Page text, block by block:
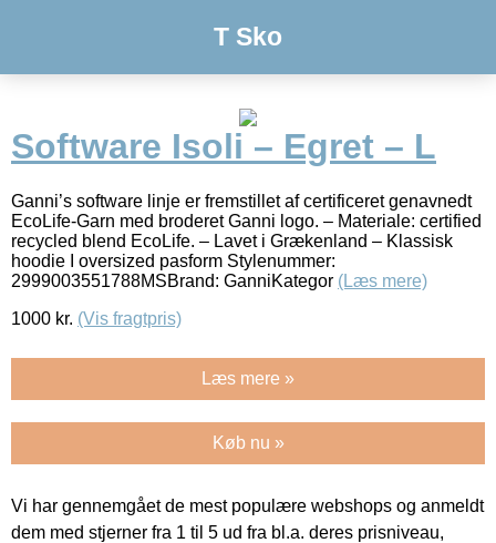
T Sko
Software Isoli – Egret – L
Ganni’s software linje er fremstillet af certificeret genavnedt
EcoLife-Garn med broderet Ganni logo. – Materiale: certified
recycled blend EcoLife. – Lavet i Grækenland – Klassisk
hoodie I oversized pasform Stylenummer:
2999003551788MSBrand: GanniKategor (Læs mere)
1000 kr. (Vis fragtpris)
Læs mere »
Køb nu »
Vi har gennemgået de mest populære webshops og anmeldt
dem med stjerner fra 1 til 5 ud fra bl.a. deres prisniveau,